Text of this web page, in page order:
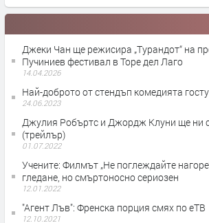
Джeки Чан ще режисира „Турандот“ на
Пучиниев фестивал в Торе дел Лаго
14.04.2026
Най-доброто
24.06.2023
Джулия Робъртс и Джордж Клуни ще ни
(трейлър)
01.07.2022
Учените: Филмът „Не поглеждайте
гледане, но смъртоносно сериозен
12.01.2022
"Агент Лъв": Френска порция смях по еТВ
12.10.2021